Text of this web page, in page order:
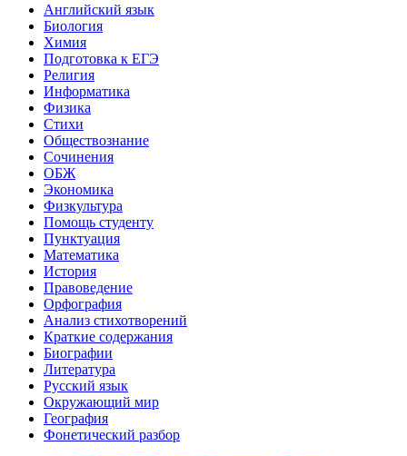
Английский язык
Биология
Химия
Подготовка к ЕГЭ
Религия
Информатика
Физика
Стихи
Обществознание
Сочинения
ОБЖ
Экономика
Физкультура
Помощь студенту
Пунктуация
Математика
История
Правоведение
Орфография
Анализ стихотворений
Краткие содержания
Биографии
Литература
Русский язык
Окружающий мир
География
Фонетический разбор